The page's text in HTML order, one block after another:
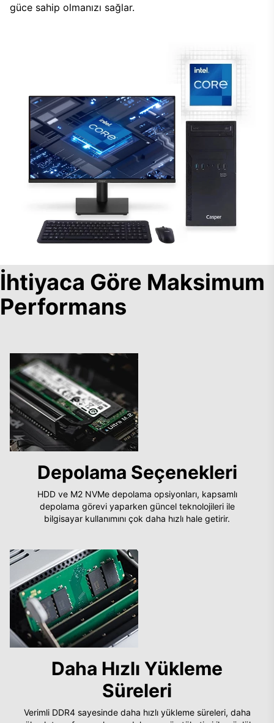
güce sahip olmanızı sağlar.
İhtiyaca Göre Maksimum
Performans
Depolama Seçenekleri
HDD ve M2 NVMe depolama opsiyonları, kapsamlı
depolama görevi yaparken güncel teknolojileri ile
bilgisayar kullanımını çok daha hızlı hale getirir.
Daha Hızlı Yükleme
Süreleri
Verimli DDR4 sayesinde daha hızlı yükleme süreleri, daha